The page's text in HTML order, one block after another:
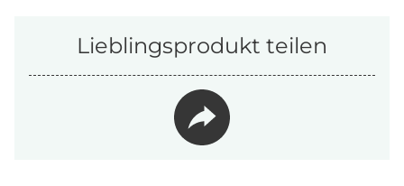
Lieblingsprodukt teilen